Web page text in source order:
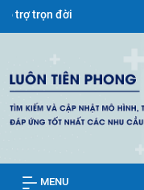
MENU